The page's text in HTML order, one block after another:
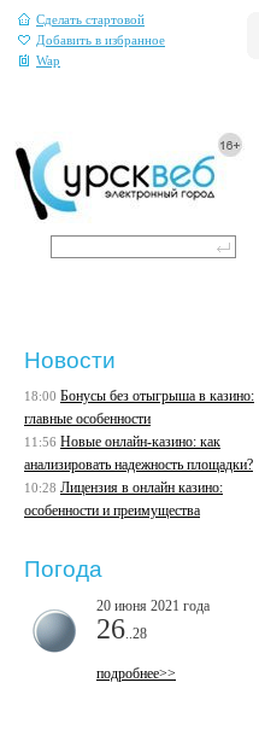
Сделать стартовой
Добавить в избранное
Wap
Новости
18:00 Бонусы без отыгрыша в казино:
главные особенности
11:56 Новые онлайн-казино: как
анализировать надежность площадки?
10:28 Лицензия в онлайн казино:
особенности и преимущества
Погода
20 июня 2021 года
26 ..28
подробнее>>